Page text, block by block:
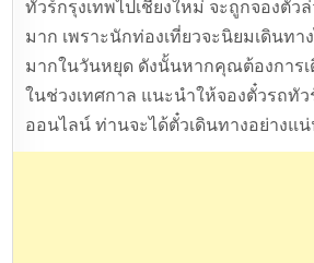
ทัวร์กรุงเทพไปเชียงใหม่ จะถูกจองตั๋ว
มาก เพราะนักท่องเที่ยวจะนิยมเดินทา
มากในวันหยุด ดังนั้นหากคุณต้องการเ
ในช่วงเทศกาล แนะนำให้จองตั๋วรถทั
ออนไลน์ ท่านจะได้ตั๋วเดินทางอย่างแ